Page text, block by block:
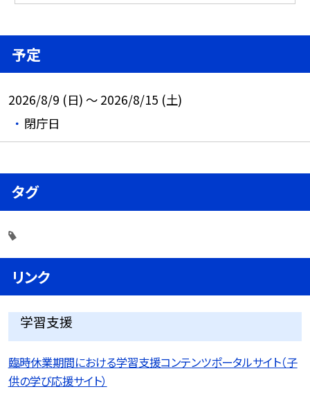
予定
2026/8/9 (日) ～ 2026/8/15 (土)
閉庁日
タグ
リンク
学習支援
臨時休業期間における学習支援コンテンツポータルサイト（子
供の学び応援サイト）